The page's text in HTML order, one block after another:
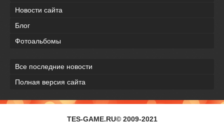
Новости сайта
Блог
Фотоальбомы
Все последние новости
Полная версия сайта
TES-GAME.RU© 2009-2021